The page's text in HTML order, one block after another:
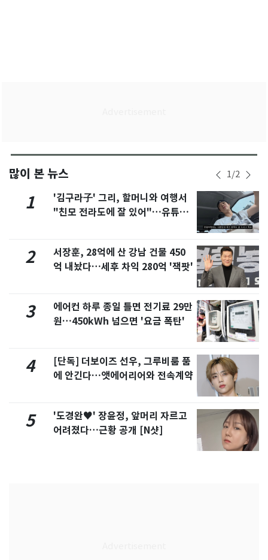
많이 본 뉴스 1/2
1
'김구라子' 그리, 할머니와 여행서
"친모 전라도에 잘 있어"…유튜브
2
서장훈, 28억에 산 강남 건물 450
억 내놨다…세후 차익 280억 '잭팟'
3
에어컨 하루 종일 틀면 전기료 29만
원…450kWh 넘으면 '요금 폭탄'
4
[단독] 더보이즈 선우, 그루비룸 품
에 안긴다…앳에어리어와 전속계약
5
'도경완♥' 장윤정, 앞머리 자르고
어려졌다…근황 공개 [N샷]